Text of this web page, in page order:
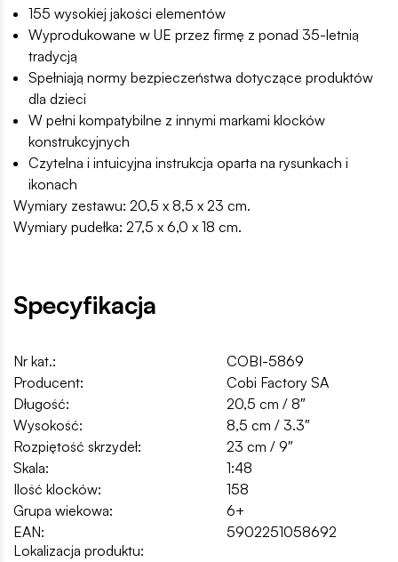
155 wysokiej jakości elementów
Wyprodukowane w UE przez firmę z ponad 35-letnią
tradycją
Spełniają normy bezpieczeństwa dotyczące produktów
dla dzieci
W pełni kompatybilne z innymi markami klocków
konstrukcyjnych
Czytelna i intuicyjna instrukcja oparta na rysunkach i
ikonach
Wymiary zestawu: 20,5 x 8,5 x 23 cm.
Wymiary pudełka: 27,5 x 6,0 x 18 cm.
Specyfikacja
Nr kat.:
COBI-5869
Producent:
Cobi Factory SA
Długość:
20,5 cm / 8″
Wysokość:
8,5 cm / 3.3″
Rozpiętość skrzydeł:
23 cm / 9″
Skala:
1:48
Ilość klocków:
158
Grupa wiekowa:
6+
EAN:
5902251058692
Lokalizacja produktu: